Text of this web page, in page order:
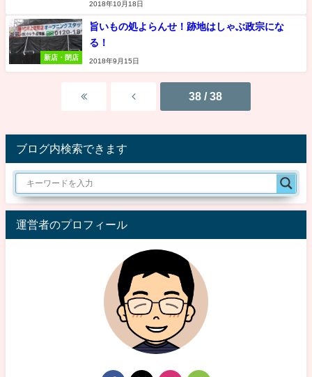
2018年10月18日
新店・閉店
旨いもの処よらんせ！跡地はしゃぶ政宗にな
る！
2018年9月15日
38 / 38
ブログ内検索できます
運営者のプロフィール